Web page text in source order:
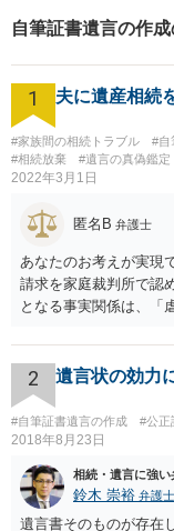
自筆証書遺言の作
1 夫に遺産相続
#家族間の相続トラブル #自
#相続放棄
#遺言の真偽鑑定
2022年3月1日
匿名B 弁護士
あなたのお考えが実現
請求を家庭裁判所で認
となる事実関係は、「
「廃除」は遺言でも可
情を話して相談して
とをお勧めします。
2 遺言状の効力
#自筆証書遺言の作成 #公正
2018年8月23日
相続・遺言に強い
鈴木 崇裕 弁護士
遺言書そのものが存在